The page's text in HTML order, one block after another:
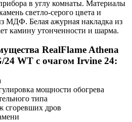
в углу комнаты. Материалы
светло-серого цвета и
МДФ. Белая ажурная накладка из
камину утонченности и шарма.
RealFlame Athena
24 WT с очагом Irvine 24:
мощности обогрева
типа
сгоревших дров